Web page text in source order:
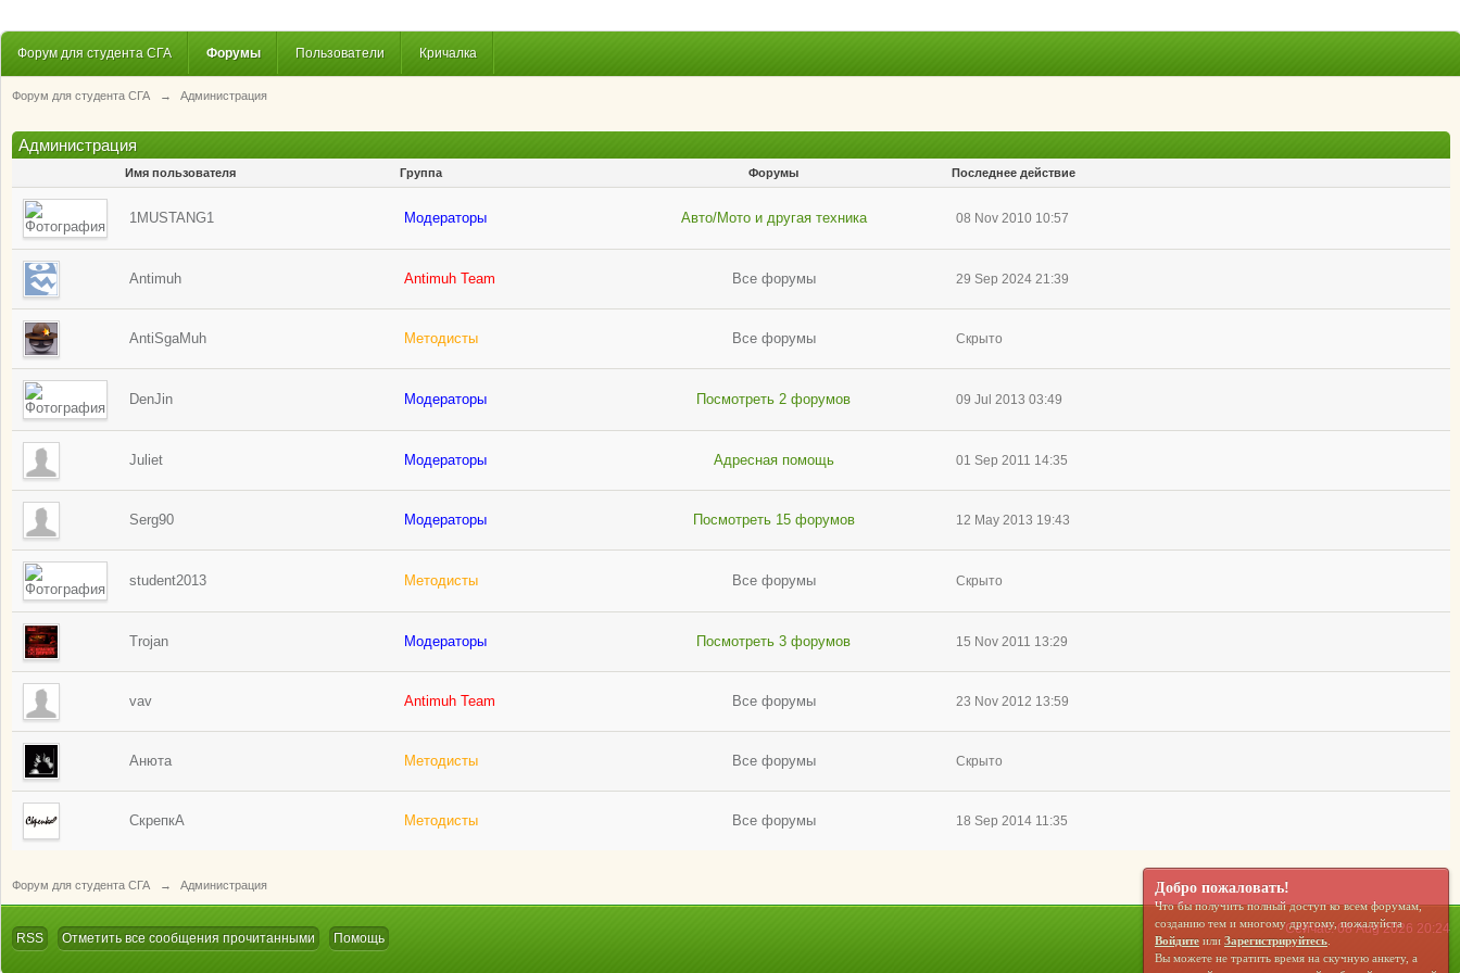
Форум для студента СГА Форумы Пользователи Кричалка
Форум для студента СГА → Администрация
Администрация
Имя пользователя Группа Форумы Последнее действие
1MUSTANG1 Модераторы Авто/Мото и другая техника 08 Nov 2010 10:57
Antimuh Antimuh Team Все форумы 29 Sep 2024 21:39
AntiSgaMuh Методисты Все форумы Скрыто
DenJin Модераторы Посмотреть 2 форумов 09 Jul 2013 03:49
Juliet Модераторы Адресная помощь 01 Sep 2011 14:35
Serg90 Модераторы Посмотреть 15 форумов 12 May 2013 19:43
student2013 Методисты Все форумы Скрыто
Trojan Модераторы Посмотреть 3 форумов 15 Nov 2011 13:29
vav Antimuh Team Все форумы 23 Nov 2012 13:59
Анюта Методисты Все форумы Скрыто
СкрепкА Методисты Все форумы 18 Sep 2014 11:35
Форум для студента СГА → Администрация
RSS Отметить все сообщения прочитанными Помощь
Сейчас: 08 Aug 2026 20:24
Добро пожаловать!
Что бы получить полный доступ ко всем форумам,
созданию тем и многому другому, пожалуйста
Войдите или Зарегистрируйтесь.
Вы можете не тратить время на скучную анкету, а